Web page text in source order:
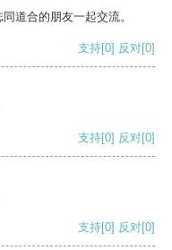
道合的朋友一起交流。
支持[0] 反对[0]
支持[0] 反对[0]
支持[0] 反对[0]